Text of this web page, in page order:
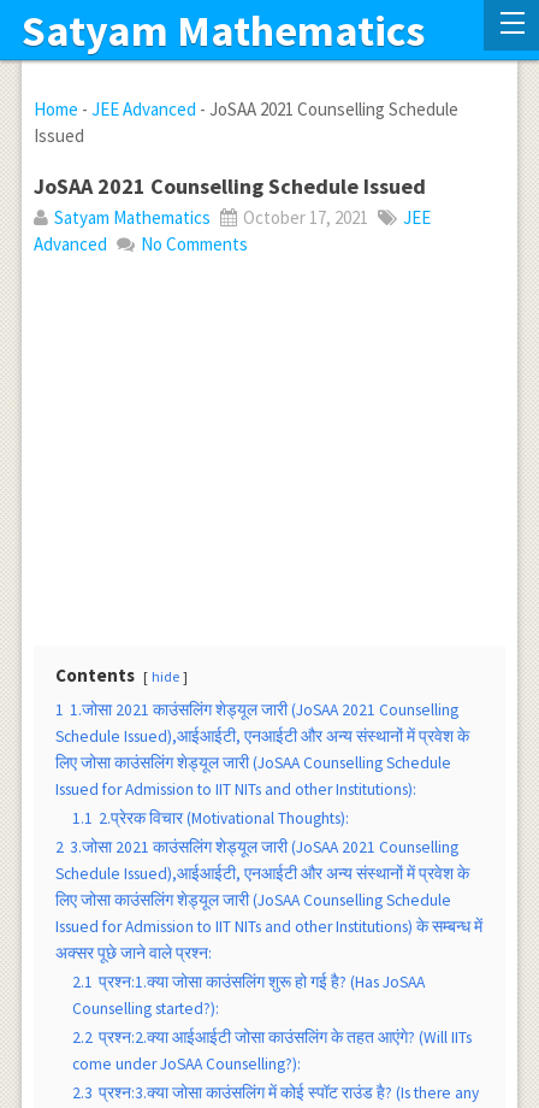
Satyam Mathematics
Home - JEE Advanced - JoSAA 2021 Counselling Schedule
Issued
JoSAA 2021 Counselling Schedule Issued
Satyam Mathematics October 17, 2021
JEE
Advanced
No Comments
Contents hide
1 1.जोसा 2021 काउंसलिंग शेड्यूल जारी (JoSAA 2021 Counselling
Schedule Issued),आईआईटी, एनआईटी और अन्य संस्थानों में प्रवेश के
लिए जोसा काउंसलिंग शेड्यूल जारी (JoSAA Counselling Schedule
Issued for Admission to IIT NITs and other Institutions):
1.1 2.प्रेरक विचार (Motivational Thoughts):
2 3.जोसा 2021 काउंसलिंग शेड्यूल जारी (JoSAA 2021 Counselling
Schedule Issued),आईआईटी, एनआईटी और अन्य संस्थानों में प्रवेश के
लिए जोसा काउंसलिंग शेड्यूल जारी (JoSAA Counselling Schedule
Issued for Admission to IIT NITs and other Institutions) के सम्बन्ध में
अक्सर पूछे जाने वाले प्रश्न:
2.1 प्रश्न:1.क्या जोसा काउंसलिंग शुरू हो गई है? (Has JoSAA
Counselling started?):
2.2 प्रश्न:2.क्या आईआईटी जोसा काउंसलिंग के तहत आएंगे? (Will IITs
come under JoSAA Counselling?):
2.3 प्रश्न:3.क्या जोसा काउंसलिंग में कोई स्पॉट राउंड है? (Is there any